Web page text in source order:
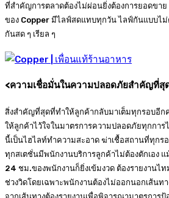
ที่สำคัญการตลาดต้องไม่ผ่อนยิ่งต้องการยอดขาย
ของ Copper มีไลฟ์สดแทบทุกวัน ไลฟ์กันแบบไม่
กันสด ๆ เรียล ๆ
<ความเชื่อมั่นในความปลอดภัยสำคัญที่สุ
สิ่งสำคัญที่สุดที่ทำให้ลูกค้ากลับมาเต็มทุกรอบอีก
ให้ลูกค้าไว้ใจในมาตรการความปลอดภัยทุกการ
นี้เป็นไฮไลท์ทำความสะอาด ฆ่าเชื้อสถานที่ทุกร
ทุกสเตชั่นมีพนักงานบริการลูกค้าไม่ต้องตักเอง
24 ชม.ของพนักงานก็ยิ่งเข้มงวด ต้องรายงาน
ช่วงวิดโดยเฉพาะพนักงานต้องไม่ออกนอกเส้นท